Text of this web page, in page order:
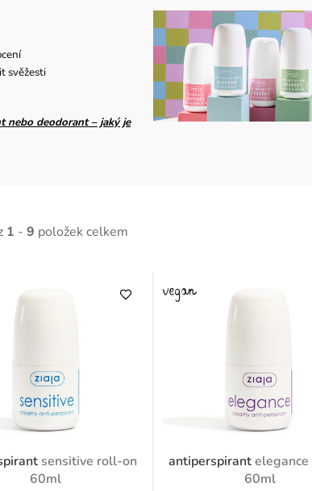
svěžesti
nebo deodorant – jaký je
1 - 9 položek celkem
sensitive roll-on
60ml
antiperspirant
60ml